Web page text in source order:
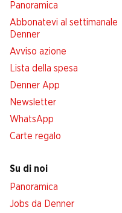
Panoramica
Abbonatevi al settimanale
Denner
Avviso azione
Lista della spesa
Denner App
Newsletter
WhatsApp
Carte regalo
Su di noi
Panoramica
Jobs da Denner